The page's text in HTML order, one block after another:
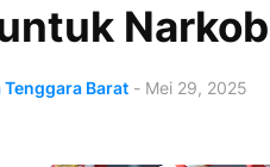
Tenggara Barat - Mei 29, 2025